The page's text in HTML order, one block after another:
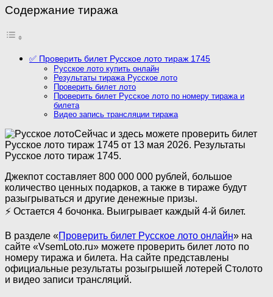
Содержание тиража
✅ Проверить билет Русское лото тираж 1745
Русское лото купить онлайн
Результаты тиража Русское лото
Проверить билет лото
Проверить билет Русское лото по номеру тиража и
билета
Видео запись трансляции тиража
Сейчас и здесь можете проверить билет
Русское лото тираж 1745 от 13 мая 2026. Результаты
Русское лото тираж 1745.
Джекпот составляет 800 000 000 рублей, большое
количество ценных подарков, а также в тираже будут
разыгрываться и другие денежные призы.
⚡ Остается 4 бочонка. Выигрывает каждый 4-й билет.
В разделе «Проверить билет Русское лото онлайн» на
сайте «VsemLoto.ru» можете проверить билет лото по
номеру тиража и билета. На сайте представлены
официальные результаты розыгрышей лотерей Столото
и видео записи трансляций.